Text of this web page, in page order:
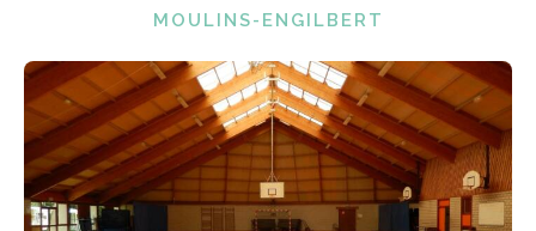
MOULINS-ENGILBERT